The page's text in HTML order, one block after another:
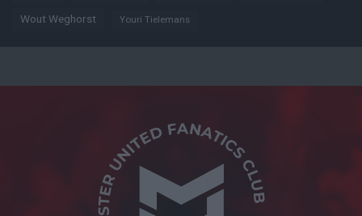
Wout Weghorst Youri Tielemans